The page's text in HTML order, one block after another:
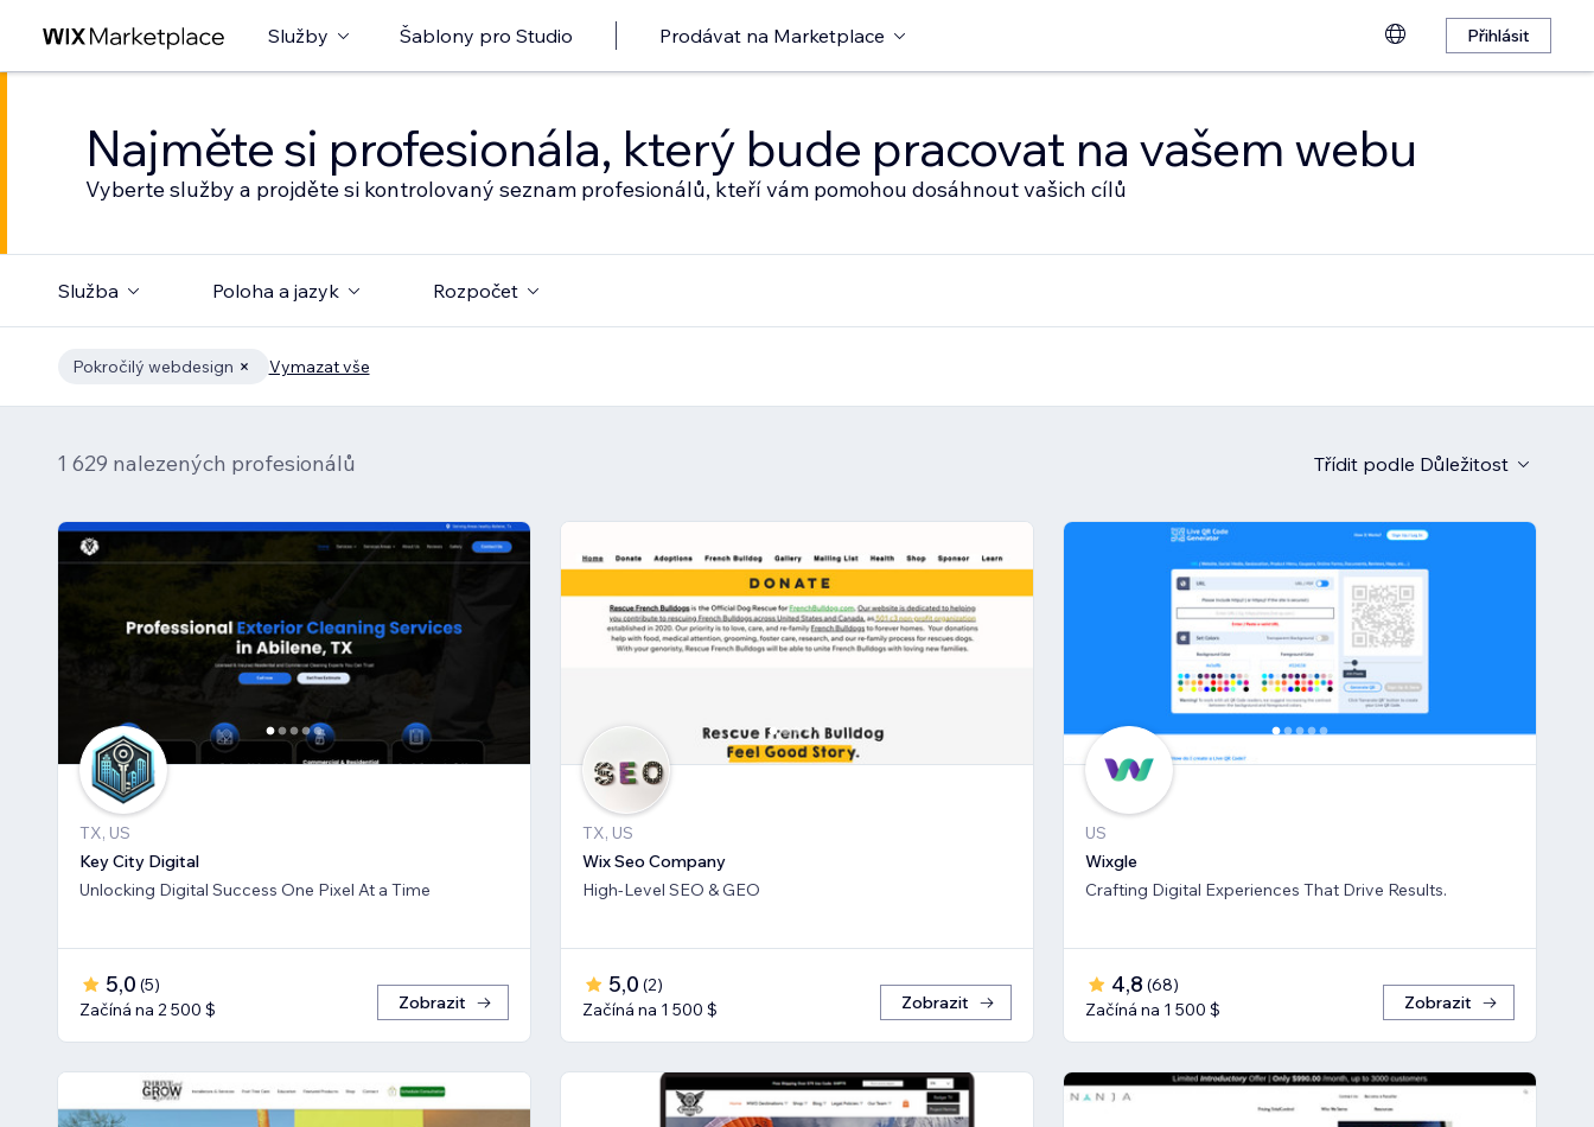
Služby Šablony pro Studio Prodávat na Marketplace Přihlásit
Najměte si profesionála, který bude pracovat na vašem webu
Vyberte služby a projděte si kontrolovaný seznam profesionálů, kteří vám pomohou dosáhnout vašich cílů
Služba Poloha a jazyk Rozpočet
Pokročilý webdesign Vymazat vše
1 629 nalezených profesionálů Třídit podle Důležitost
TX, US
Key City Digital
Unlocking Digital Success One Pixel At a Time
5,0 (5)
Začíná na 2 500 $
Zobrazit
TX, US
Wix Seo Company
High-Level SEO & GEO
5,0 (2)
Začíná na 1 500 $
Zobrazit
US
Wixgle
Crafting Digital Experiences That Drive Results.
4,8 (68)
Začíná na 1 500 $
Zobrazit